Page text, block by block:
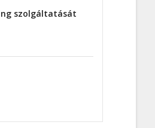
szolgáltatását